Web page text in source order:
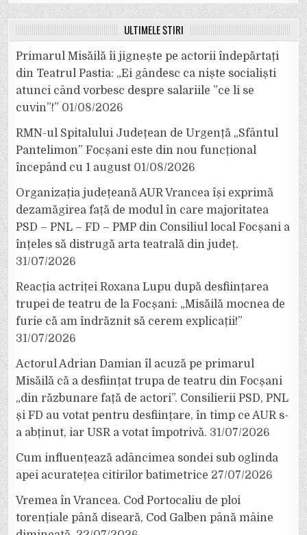
ULTIMELE ȘTIRI
Primarul Misăilă îi jignește pe actorii îndepărtați
din Teatrul Pastia: „Ei gândesc ca niște socialiști
atunci când vorbesc despre salariile ”ce li se
cuvin”!” 01/08/2026
RMN-ul Spitalului Județean de Urgență „Sfântul
Pantelimon” Focșani este din nou funcțional
începând cu 1 august 01/08/2026
Organizația județeană AUR Vrancea își exprimă
dezamăgirea față de modul în care majoritatea
PSD – PNL – FD – PMP din Consiliul local Focșani a
înțeles să distrugă arta teatrală din județ.
31/07/2026
Reacția actriței Roxana Lupu după desființarea
trupei de teatru de la Focșani: „Misăilă mocnea de
furie că am îndrăznit să cerem explicații!”
31/07/2026
Actorul Adrian Damian îl acuză pe primarul
Misăilă că a desființat trupa de teatru din Focșani
„din răzbunare față de actori”. Consilierii PSD, PNL
și FD au votat pentru desființare, în timp ce AUR s-
a abținut, iar USR a votat împotrivă. 31/07/2026
Cum influențează adâncimea sondei sub oglinda
apei acuratețea citirilor batimetrice 27/07/2026
Vremea în Vrancea. Cod Portocaliu de ploi
torențiale până diseară, Cod Galben până mâine